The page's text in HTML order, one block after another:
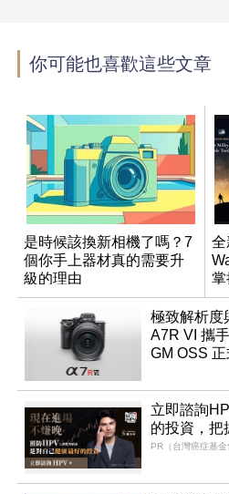
你可能也喜歡這些文章
是時候該換新相機了嗎？7
個你手上器材真的需要升
級的理由
全
掌
極致解析度
A7R VI 攜
GM OSS
立即諮詢
的投資，把
PR（台灣癌症基金